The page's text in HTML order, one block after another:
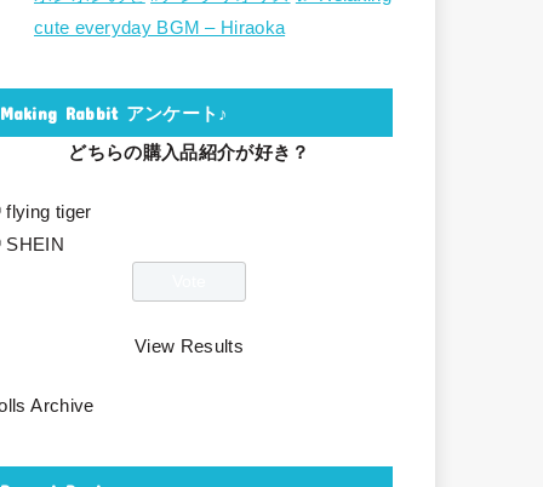
cute everyday BGM – Hiraoka
Making Rabbit アンケート♪
どちらの購入品紹介が好き？
flying tiger
SHEIN
View Results
Archive